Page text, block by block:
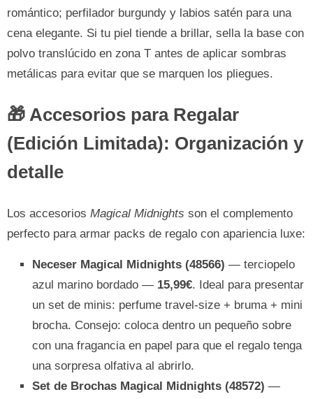
romántico; perfilador burgundy y labios satén para una
cena elegante. Si tu piel tiende a brillar, sella la base con
polvo translúcido en zona T antes de aplicar sombras
metálicas para evitar que se marquen los pliegues.
🎁 Accesorios para Regalar
(Edición Limitada): Organización y
detalle
Los accesorios Magical Midnights son el complemento
perfecto para armar packs de regalo con apariencia luxe:
Neceser Magical Midnights (48566) — terciopelo
azul marino bordado — 15,99€. Ideal para presentar
un set de minis: perfume travel-size + bruma + mini
brocha. Consejo: coloca dentro un pequeño sobre
con una fragancia en papel para que el regalo tenga
una sorpresa olfativa al abrirlo.
Set de Brochas Magical Midnights (48572) —